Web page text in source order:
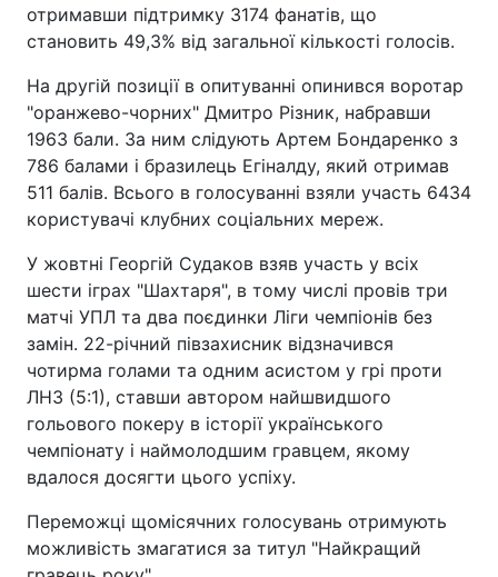
отримавши підтримку 3174 фанатів, що
становить 49,3% від загальної кількості голосів.
На другій позиції в опитуванні опинився воротар
"оранжево-чорних" Дмитро Різник, набравши
1963 бали. За ним слідують Артем Бондаренко з
786 балами і бразилець Егіналду, який отримав
511 балів. Всього в голосуванні взяли участь 6434
користувачі клубних соціальних мереж.
У жовтні Георгій Судаков взяв участь у всіх
шести іграх "Шахтаря", в тому числі провів три
матчі УПЛ та два поєдинки Ліги чемпіонів без
замін. 22-річний півзахисник відзначився
чотирма голами та одним асистом у грі проти
ЛНЗ (5:1), ставши автором найшвидшого
гольового покеру в історії українського
чемпіонату і наймолодшим гравцем, якому
вдалося досягти цього успіху.
Переможці щомісячних голосувань отримують
можливість змагатися за титул "Найкращий